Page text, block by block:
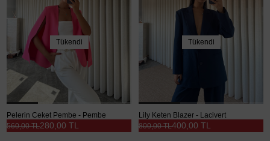
Tükendi
Pelerin Ceket Pembe - Pembe
280,00 TL
560,00 TL
Tükendi
Lily Keten Blazer - Lacivert
400,00 TL
800,00 TL